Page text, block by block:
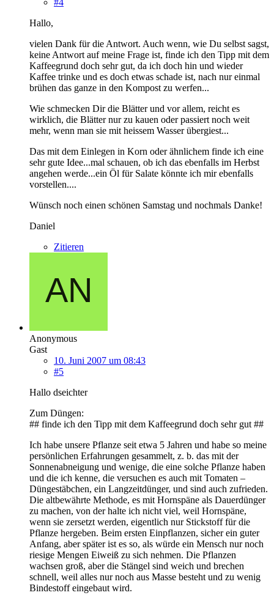
Hallo,
vielen Dank für die Antwort. Auch wenn, wie Du selbst sagst,
keine Antwort auf meine Frage ist, finde ich den Tipp mit dem
Kaffeegrund doch sehr gut, da ich doch hin und wieder
Kaffee trinke und es doch etwas schade ist, nach nur einmal
brühen das ganze in den Kompost zu werfen...
Wie schmecken Dir die Blätter und vor allem, reicht es
wirklich, die Blätter nur zu kauen oder passiert noch weit
mehr, wenn man sie mit heissem Wasser übergiest...
Das mit dem Einlegen in Korn oder ähnlichem finde ich eine
sehr gute Idee...mal schauen, ob ich das ebenfalls im Herbst
angehen werde...ein Öl für Salate könnte ich mir ebenfalls
vorstellen....
Wünsch noch einen schönen Samstag und nochmals Danke!
Daniel
Zitieren
Anonymous
Gast
10. Juni 2007 um 08:43
#5
Hallo dseichter
Zum Düngen:
## finde ich den Tipp mit dem Kaffeegrund doch sehr gut ##
Ich habe unsere Pflanze seit etwa 5 Jahren und habe so meine
persönlichen Erfahrungen gesammelt, z. b. das mit der
Sonnenabneigung und wenige, die eine solche Pflanze haben
und die ich kenne, die versuchen es auch mit Tomaten –
Düngestäbchen, ein Langzeitdünger, und sind auch zufrieden.
Die altbewährte Methode, es mit Hornspäne als Dauerdünger
zu machen, von der halte ich nicht viel, weil Hornspäne,
wenn sie zersetzt werden, eigentlich nur Stickstoff für die
Pflanze hergeben. Beim ersten Einpflanzen, sicher ein guter
Anfang, aber später ist es so, als würde ein Mensch nur noch
riesige Mengen Eiweiß zu sich nehmen. Die Pflanzen
wachsen groß, aber die Stängel sind weich und brechen
schnell, weil alles nur noch aus Masse besteht und zu wenig
Bindestoff eingebaut wird.